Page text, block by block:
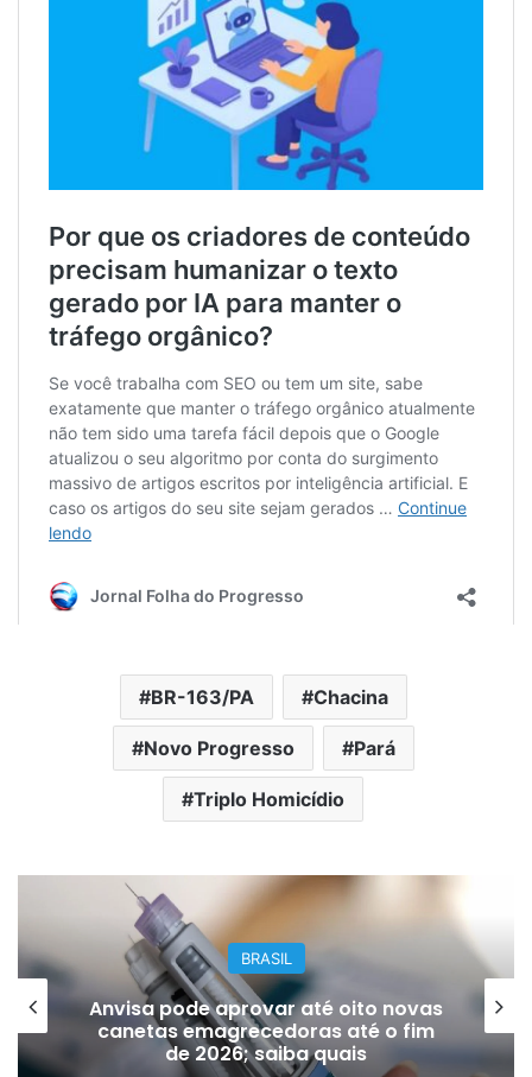
BR-163/PA Chacina
Novo Progresso Pará
Triplo Homicídio
BRASIL
Bilhete premiado de quase R$ 6
milhões é recuperado do lixo por
coletores